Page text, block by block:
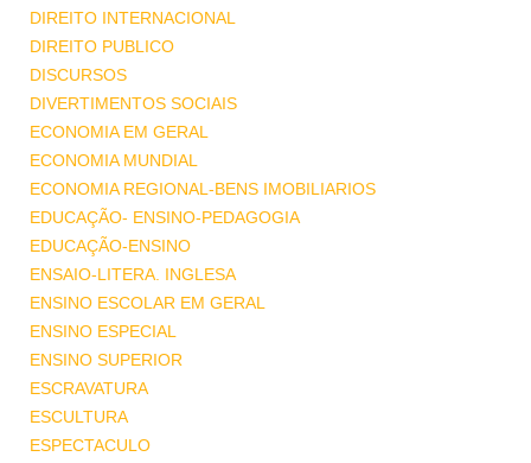
DIREITO INTERNACIONAL
DIREITO PUBLICO
DISCURSOS
DIVERTIMENTOS SOCIAIS
ECONOMIA EM GERAL
ECONOMIA MUNDIAL
ECONOMIA REGIONAL-BENS IMOBILIARIOS
EDUCAÇÃO- ENSINO-PEDAGOGIA
EDUCAÇÃO-ENSINO
ENSAIO-LITERA. INGLESA
ENSINO ESCOLAR EM GERAL
ENSINO ESPECIAL
ENSINO SUPERIOR
ESCRAVATURA
ESCULTURA
ESPECTACULO